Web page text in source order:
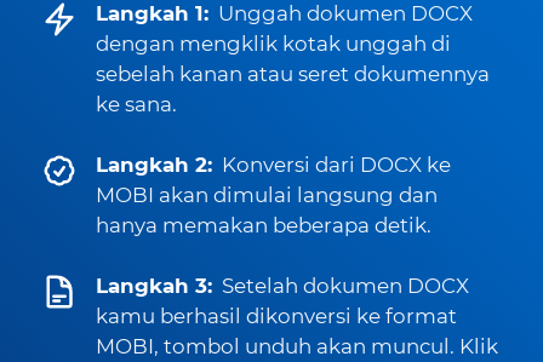
Langkah 1: Unggah dokumen DOCX
dengan mengklik kotak unggah di
sebelah kanan atau seret dokumennya
ke sana.
Langkah 2: Konversi dari DOCX ke
MOBI akan dimulai langsung dan
hanya memakan beberapa detik.
Langkah 3: Setelah dokumen DOCX
kamu berhasil dikonversi ke format
MOBI, tombol unduh akan muncul. Klik